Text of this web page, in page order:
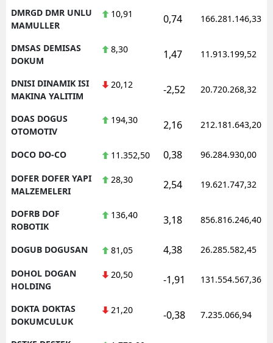
DMRGD DMR UNLU
MAMULLER
10,91 0,74 166.281.146,33
DMSAS DEMISAS
DOKUM
8,30 1,47 11.913.199,52
DNISI DINAMIK ISI
MAKINA YALITIM
20,12 -2,52 20.720.268,32
DOAS DOGUS
OTOMOTIV
194,30 2,16 212.181.643,20
DOCO DO-CO 11.352,50 0,38 96.284.930,00
DOFER DOFER YAPI
MALZEMELERI
28,30 2,54 19.621.747,32
DOFRB DOF
ROBOTIK
136,40 3,18 856.816.246,40
DOGUB DOGUSAN 81,05 4,38 26.285.582,45
DOHOL DOGAN
HOLDING
20,50 -1,91 131.554.567,36
DOKTA DOKTAS
DOKUMCULUK
21,20 -0,38 7.235.066,94